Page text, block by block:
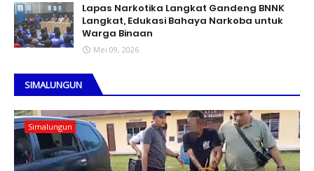
Lapas Narkotika Langkat Gandeng BNNK
Langkat, Edukasi Bahaya Narkoba untuk
Warga Binaan
Mei 09, 2026
SIMALUNGUN
Simalungun